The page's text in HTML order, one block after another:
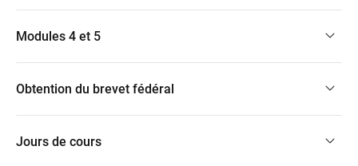
Modules 4 et 5
Obtention du brevet fédéral
Jours de cours